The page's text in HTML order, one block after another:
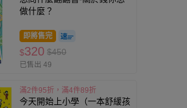
做什麼？
即將售完
$320 $450
已售出 49
滿2件95折，滿4件89折
今天開始上小學（一本舒緩孩